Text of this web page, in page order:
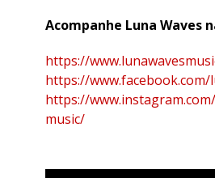
Acompanhe Luna Waves
https://
https://www.facebook.com/
https://
music/